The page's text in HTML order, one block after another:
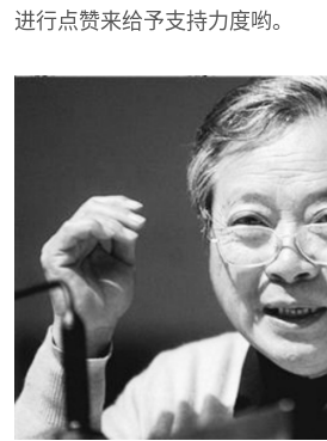
进行点赞来给予支持力度哟。